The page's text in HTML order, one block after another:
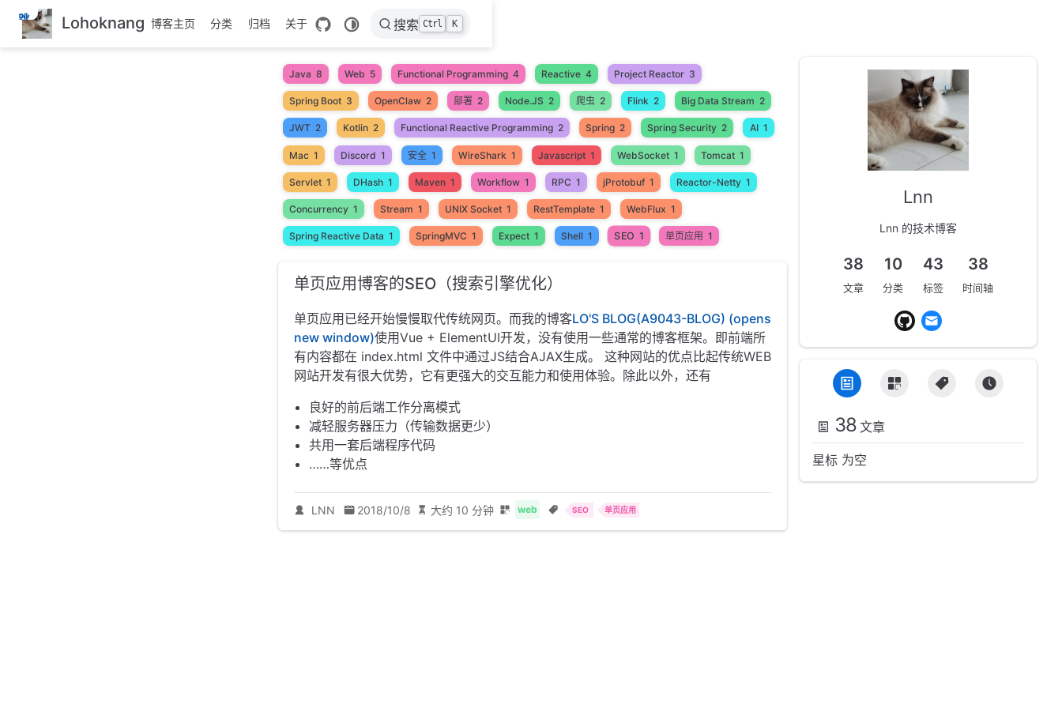
跳
至
主
Lohoknang 博客主页 分类 归档 关于 搜索 Ctrl K
Java 8 Web 5 Functional Programming 4 Reactive 4 Project Reactor 3
Spring Boot 3 OpenClaw 2 部署 2 Node.JS 2 爬虫 2 Flink 2 Big Data Stream 2
JWT 2 Kotlin 2 Functional Reactive Programming 2 Spring 2 Spring Security 2 AI 1
Mac 1 Discord 1 安全 1 WireShark 1 Javascript 1 WebSocket 1 Tomcat 1
Servlet 1 DHash 1 Maven 1 Workflow 1 RPC 1 jProtobuf 1 Reactor-Netty 1
Concurrency 1 Stream 1 UNIX Socket 1 RestTemplate 1 WebFlux 1
Spring Reactive Data 1 SpringMVC 1 Expect 1 Shell 1 SEO 1 单页应用 1
单页应用博客的SEO（搜索引擎优化）
单页应用已经开始慢慢取代传统网页。而我的博客LO'S BLOG(A9043-BLOG) (opens
new window)使用Vue + ElementUI开发，没有使用一些通常的博客框架。即前端所
有内容都在 index.html 文件中通过JS结合AJAX生成。 这种网站的优点比起传统WEB
网站开发有很大优势，它有更强大的交互能力和使用体验。除此以外，还有
良好的前后端工作分离模式
减轻服务器压力（传输数据更少）
共用一套后端程序代码
……等优点
LNN 2018/10/8 大约 10 分钟 web SEO 单页应用
Lnn
Lnn 的技术博客
38
文章
10
分类
43
标签
38
时间轴
38 文章
星标 为空